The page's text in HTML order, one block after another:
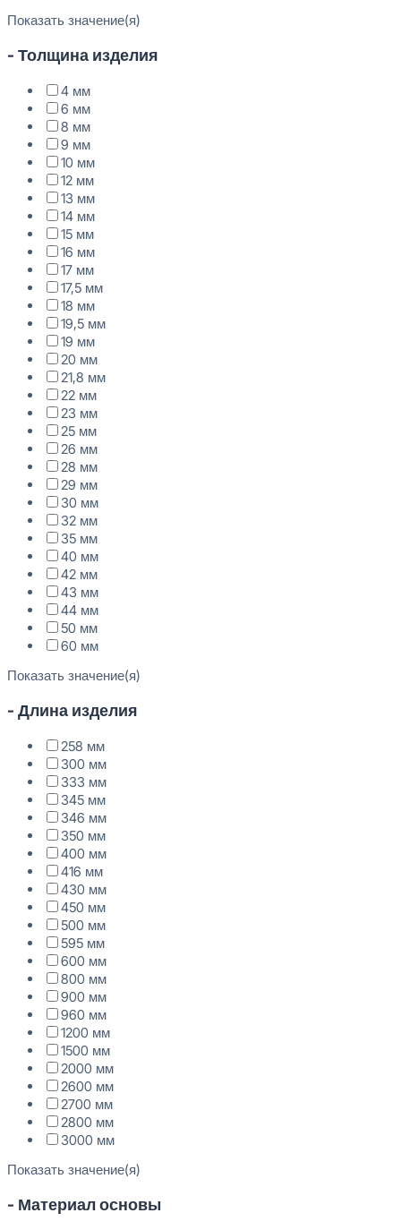
Показать значение(я)
- Толщина изделия
4 мм
6 мм
8 мм
9 мм
10 мм
12 мм
13 мм
14 мм
15 мм
16 мм
17 мм
17,5 мм
18 мм
19,5 мм
19 мм
20 мм
21,8 мм
22 мм
23 мм
25 мм
26 мм
28 мм
29 мм
30 мм
32 мм
35 мм
40 мм
42 мм
43 мм
44 мм
50 мм
60 мм
Показать значение(я)
- Длина изделия
258 мм
300 мм
333 мм
345 мм
346 мм
350 мм
400 мм
416 мм
430 мм
450 мм
500 мм
595 мм
600 мм
800 мм
900 мм
960 мм
1200 мм
1500 мм
2000 мм
2600 мм
2700 мм
2800 мм
3000 мм
Показать значение(я)
- Материал основы